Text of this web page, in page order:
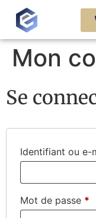
Mon
Se
Identifiant ou e-
Mot de passe *